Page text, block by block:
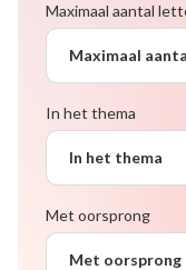
Maximaal aantal
Maximaal
In het thema
In het thema
Met oorsprong
Met oorsprong